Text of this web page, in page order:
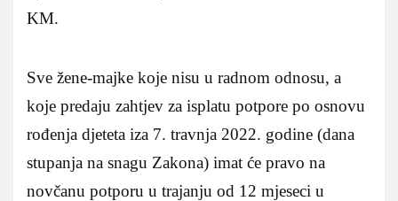
KM.
Sve žene-majke koje nisu u radnom odnosu, a
koje predaju zahtjev za isplatu potpore po osnovu
rođenja djeteta iza 7. travnja 2022. godine (dana
stupanja na snagu Zakona) imat će pravo na
novčanu potporu u trajanju od 12 mjeseci u